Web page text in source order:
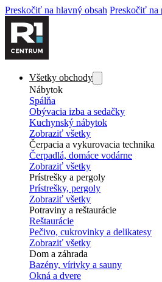
Preskočiť na hlavný obsah Preskočiť na
Všetky obchody
Nábytok
Spálňa
Obývacia izba a sedačky
Kuchynský nábytok
Zobraziť všetky
Čerpacia a vykurovacia technika
Čerpadlá, domáce vodárne
Zobraziť všetky
Prístrešky a pergoly
Prístrešky, pergoly
Zobraziť všetky
Potraviny a reštaurácie
Reštaurácie
Pečivo, cukrovinky a delikatesy
Zobraziť všetky
Dom a záhrada
Bazény, vírivky a sauny
Okná a dvere